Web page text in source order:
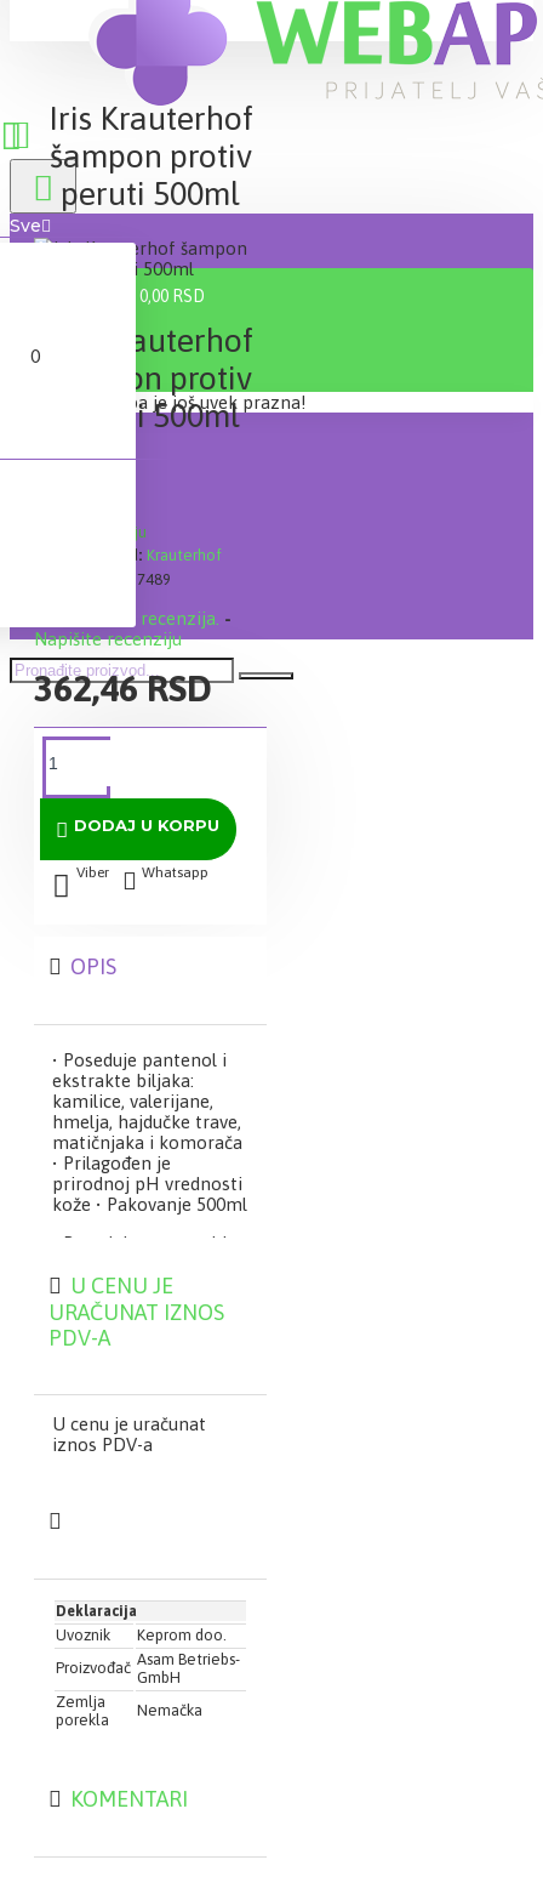
Sve
0 proizvod(a) - 0,00 RSD
0
Vaša korpa je još uvek prazna!
Iris Krauterhof
šampon protiv
peruti 500ml
Iris Krauterhof
šampon protiv
peruti 500ml
Na stanju
Brand: Krauterhof
7489
Na osnovu 0 recenzija. -
Napišite recenziju
362,46 RSD
DODAJ U KORPU
Viber Whatsapp
OPIS
• Poseduje pantenol i
ekstrakte biljaka:
kamilice, valerijane,
hmelja, hajdučke trave,
matičnjaka i komorača
• Prilagođen je
prirodnoj pH vrednosti
kože • Pakovanje 500ml
• Poseduje pantenol i
kamilice, valerijane,
hmelja, hajdučke trave,
matičnjaka i komorača
• Prilagođen je
U CENU JE
URAČUNAT IZNOS
PDV-A
U cenu je uračunat
iznos PDV-a
Deklaracija
Uvoznik
Keprom doo.
Proizvođač Asam Betriebs-
GmbH
Zemlja
porekla
Nemačka
KOMENTARI